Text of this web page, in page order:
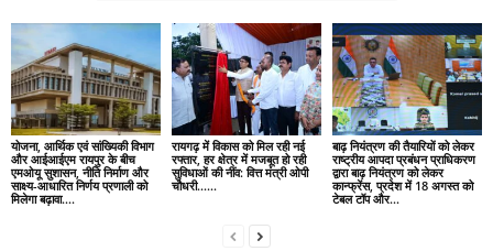
योजना, आर्थिक एवं सांख्यिकी विभाग
और आईआईएम रायपुर के बीच
एमओयू सुशासन, नीति निर्माण और
साक्ष्य-आधारित निर्णय प्रणाली को
मिलेगा बढ़ावा….
रायगढ़ में विकास को मिल रही नई
रफ्तार, हर क्षेत्र में मजबूत हो रही
सुविधाओं की नींव: वित्त मंत्री ओपी
चौधरी……
बाढ़ नियंत्रण की तैयारियों को लेकर
राष्ट्रीय आपदा प्रबंधन प्राधिकरण
द्वारा बाढ़ नियंत्रण को लेकर
कान्फ्रेंस, प्रदेश में 18 अगस्त को
टेबल टॉप और...